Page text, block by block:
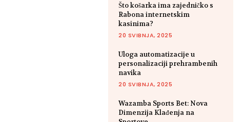
Što košarka ima zajedničko s
Rabona internetskim
kasinima?
20 SVIBNJA, 2025
Uloga automatizacije u
personalizaciji prehrambenih
navika
20 SVIBNJA, 2025
Wazamba Sports Bet: Nova
Dimenzija Klađenja na